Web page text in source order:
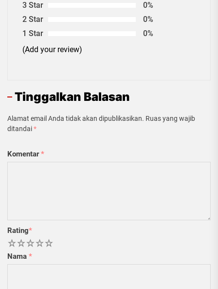
3 Star
0%
2 Star
0%
1 Star
0%
(Add your review)
Tinggalkan Balasan
Alamat email Anda tidak akan dipublikasikan. Ruas yang wajib
ditandai*
Komentar*
Rating*
5
4
3
2
Nama *